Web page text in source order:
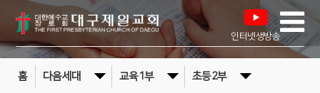
인터넷생방송
홈 다음세대 교육1부 초등2부